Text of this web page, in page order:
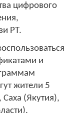
цифрового
РТ.
и
жители 5
(Якутия),